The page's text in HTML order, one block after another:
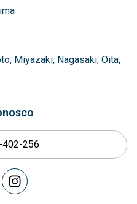
Miyazaki Nagasaki Oita
256